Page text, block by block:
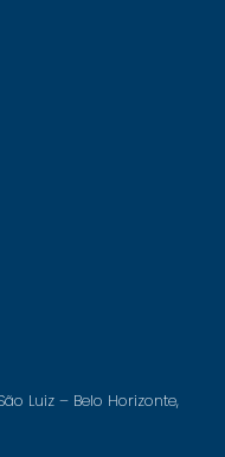
Luiz – Belo Horizonte,